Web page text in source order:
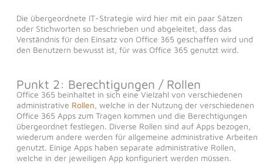
Die übergeordnete IT-Strategie wird hier mit ein paar Sätzen
oder Stichworten so beschrieben und abgeleitet, dass das
Verständnis für den Einsatz von Office 365 geschaffen wird und
den Benutzern bewusst ist, für was Office 365 genutzt wird.
Punkt 2: Berechtigungen / Rollen
Office 365 beinhaltet in sich eine Vielzahl von verschiedenen
administrative Rollen , welche in der Nutzung der verschiedenen
Office 365 Apps zum Tragen kommen und die Berechtigungen
übergeordnet festlegen. Diverse Rollen sind auf Apps bezogen,
wiederum andere werden für allgemeine administrative Arbeiten
genutzt. Einige Apps haben separate administrative Rollen,
welche in der jeweiligen App konfiguriert werden müssen.